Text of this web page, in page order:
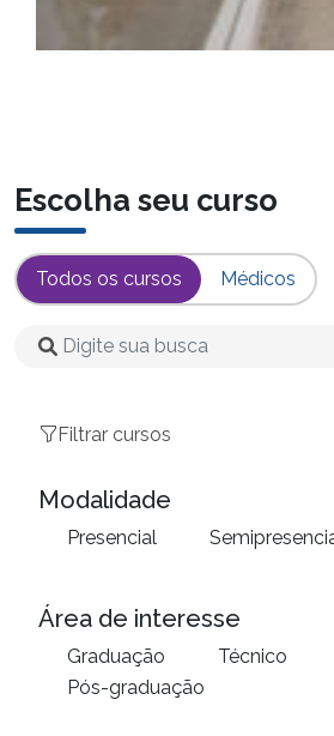
Escolha seu curso
Todos os cursos Médicos
Filtrar cursos
Modalidade
Presencial
Área de interesse
Graduação Técnico
Pós-graduação